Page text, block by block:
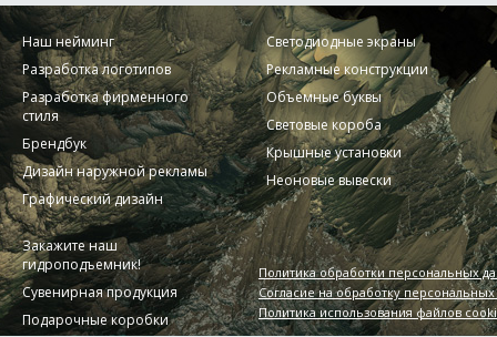
Наш нейминг
Разработка логотипов
Разработка фирменного
стиля
Брендбук
Дизайн наружной рекламы
Графический дизайн
Светодиодные экраны
Рекламные конструкции
Объемные буквы
Световые короба
Крышные установки
Неоновые вывески
Закажите наш
гидроподъемник!
Сувенирная продукция
Подарочные коробки
Политика обработки персональных
Согласие на обработку
Политика использования файлов